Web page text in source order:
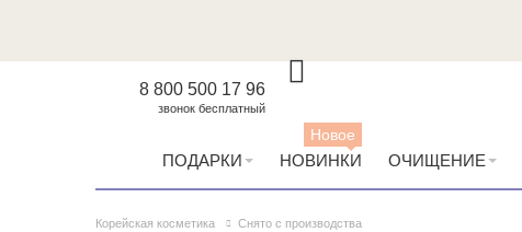
8 800 500 17 96
звонок бесплатный
ПОДАРКИ НОВИНКИ
Новое
ОЧИЩЕНИЕ
Корейская косметика Снято с производства